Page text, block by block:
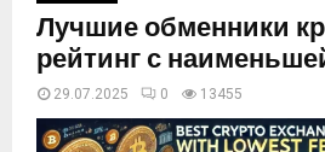
Лучшие обменники
рейтинг с
29.07.2025 0 13455